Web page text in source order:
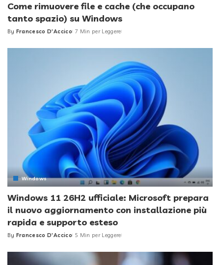
Come rimuovere file e cache (che occupano
tanto spazio) su Windows
Posted
By Francesco D'Accico 7 Min per Leggere
Windows
Windows 11 26H2 ufficiale: Microsoft prepara
il nuovo aggiornamento con installazione più
rapida e supporto esteso
Posted
By Francesco D'Accico 5 Min per Leggere